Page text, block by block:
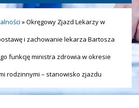
»Okręgowy Zjazd Lekarzy w
i zachowanie lekarza Bartosza
funkcję ministra zdrowia w okresie
rodzinnymi – stanowisko zjazdu